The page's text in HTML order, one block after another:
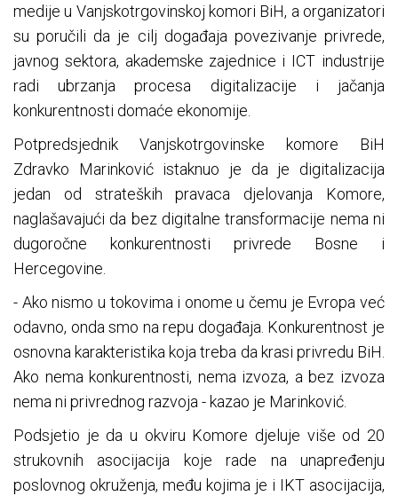
medije u Vanjskotrgovinskoj komori BiH, a organizatori
su poručili da je cilj događaja povezivanje privrede,
javnog sektora, akademske zajednice i ICT industrije
radi ubrzanja procesa digitalizacije i jačanja
konkurentnosti domaće ekonomije.
Potpredsjednik Vanjskotrgovinske komore BiH
Zdravko Marinković istaknuo je da je digitalizacija
jedan od strateških pravaca djelovanja Komore,
naglašavajući da bez digitalne transformacije nema ni
dugoročne konkurentnosti privrede Bosne i
Hercegovine.
- Ako nismo u tokovima i onome u čemu je Evropa već
odavno, onda smo na repu događaja. Konkurentnost je
osnovna karakteristika koja treba da krasi privredu BiH.
Ako nema konkurentnosti, nema izvoza, a bez izvoza
nema ni privrednog razvoja - kazao je Marinković.
Podsjetio je da u okviru Komore djeluje više od 20
strukovnih asocijacija koje rade na unapređenju
poslovnog okruženja, među kojima je i IKT asocijacija,